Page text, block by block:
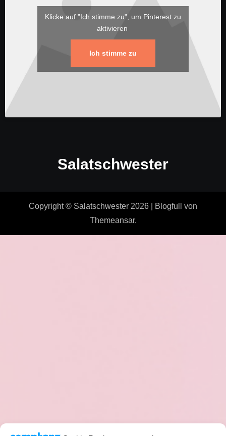
Klicke auf "Ich stimme zu", um Pinterest zu
aktivieren
Ich stimme zu
Salatschwester
Copyright © Salatschwester 2026 Blogfull
von
Themeansar.